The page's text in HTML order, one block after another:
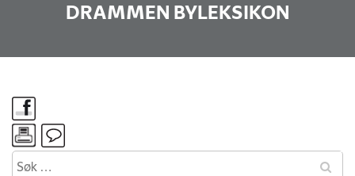
DRAMMEN BYLEKSIKON